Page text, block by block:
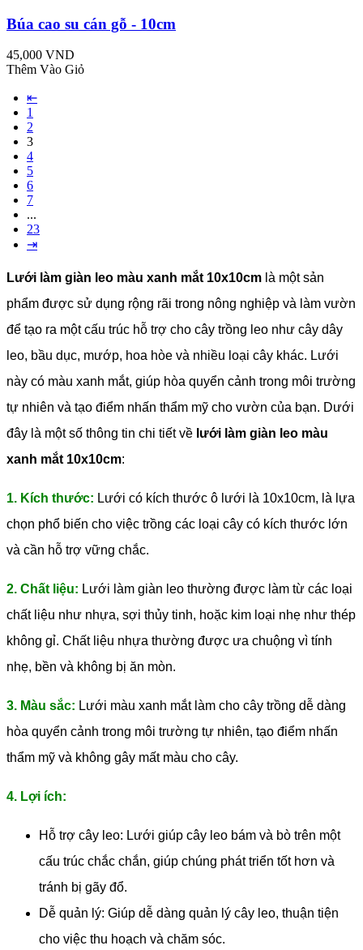
Búa cao su cán gỗ - 10cm
45,000 VND
Thêm Vào Giỏ
⇤
1
2
3
4
5
6
7
...
23
⇥
Lưới làm giàn leo màu xanh mắt 10x10cm là một sản
phẩm được sử dụng rộng rãi trong nông nghiệp và làm vườn
để tạo ra một cấu trúc hỗ trợ cho cây trồng leo như cây dây
leo, bầu dục, mướp, hoa hòe và nhiều loại cây khác. Lưới
này có màu xanh mắt, giúp hòa quyển cảnh trong môi trường
tự nhiên và tạo điểm nhấn thẩm mỹ cho vườn của bạn. Dưới
đây là một số thông tin chi tiết về lưới làm giàn leo màu
xanh mắt 10x10cm:
1. Kích thước: Lưới có kích thước ô lưới là 10x10cm, là lựa
chọn phổ biến cho việc trồng các loại cây có kích thước lớn
và cần hỗ trợ vững chắc.
2. Chất liệu: Lưới làm giàn leo thường được làm từ các loại
chất liệu như nhựa, sợi thủy tinh, hoặc kim loại nhẹ như thép
không gỉ. Chất liệu nhựa thường được ưa chuộng vì tính
nhẹ, bền và không bị ăn mòn.
3. Màu sắc: Lưới màu xanh mắt làm cho cây trồng dễ dàng
hòa quyển cảnh trong môi trường tự nhiên, tạo điểm nhấn
thẩm mỹ và không gây mất màu cho cây.
4. Lợi ích:
Hỗ trợ cây leo: Lưới giúp cây leo bám và bò trên một
cấu trúc chắc chắn, giúp chúng phát triển tốt hơn và
tránh bị gãy đổ.
Dễ quản lý: Giúp dễ dàng quản lý cây leo, thuận tiện
cho việc thu hoạch và chăm sóc.